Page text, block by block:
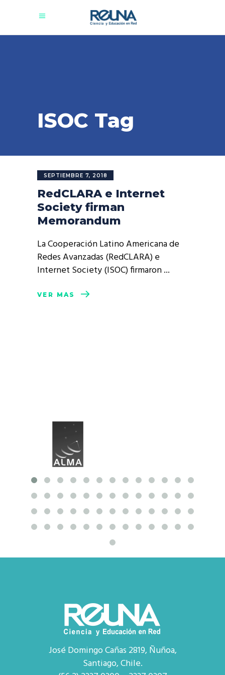
ISOC Tag
SEPTIEMBRE 7, 2018
RedCLARA e Internet
Society firman
Memorandum
La Cooperación Latino Americana de
Redes Avanzadas (RedCLARA) e
Internet Society (ISOC) firmaron
VER MÁS
José Domingo Cañas 2819, Ñuñoa,
Santiago, Chile.